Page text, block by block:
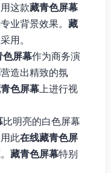
这款藏青色屏幕
业背景效果。 藏
用。
色屏幕作为商务演
营造出精致的氛
色屏幕上进行视
比明亮的白色屏幕
此在线藏青色屏
藏青色屏幕特别